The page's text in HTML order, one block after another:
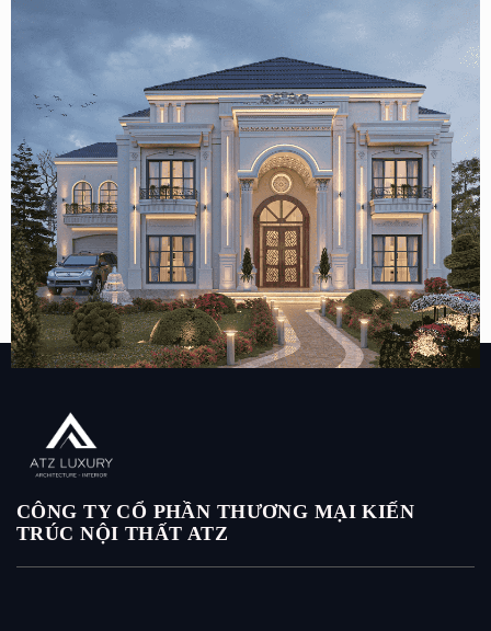
Mẫu thiết kế biệt thự tân cổ điển 2 tầng mái nhật 400m2
tại Sa Pa
CÔNG TY CỔ PHẦN THƯƠNG MẠI KIẾN
TRÚC NỘI THẤT ATZ